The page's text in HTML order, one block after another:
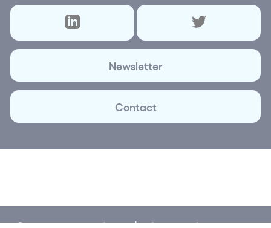
Newsletter
Contact
© 2026 Lettre des réseaux | Création et réalisationPlus